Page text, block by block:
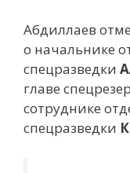
Абдиллаев
о начальнике
спецразведки
главе
сотруднике
спецразведки